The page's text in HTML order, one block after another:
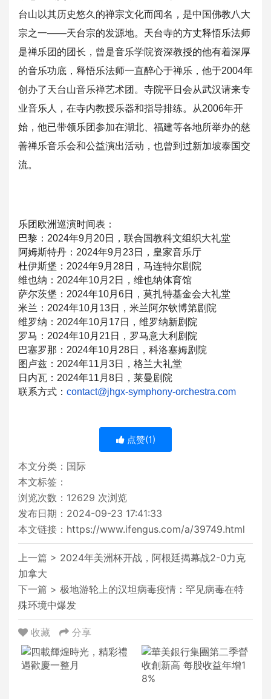
台山以其历史悠久的禅宗文化而闻名，是中国佛教八大
宗之一——天台宗的发源地。天台寺的方丈释悟乐法师
是禅乐团的团长，曾是音乐学院资深教授的他有着深厚
的音乐功底，释悟乐法师一直醉心于禅乐，他于2004年
创办了天台山音乐禅艺术团。寺院平日会从武汉请来专
业音乐人
，在寺内教授乐器和指导排练。从2006年开
始， 他已带领乐团参加在湖北、福建等各地所举办的慈
善禅乐音乐会和公益演出活动，也曾到过新加坡泰国交
流。
乐团欧洲巡演时间表：
巴黎：2024年9月20日，联合国教科文组织大礼堂
阿姆斯特丹：2024年9月23日，皇家音乐厅
杜伊斯堡：2024年9月28日，马连特尔剧院
维也纳：2024年10月2日，维也纳体育馆
萨尔茨堡：2024年10月6日，莫扎特基金会大礼堂
米兰：2024年10月13日，米兰阿尔钦博第剧院
维罗纳：2024年10月17日，维罗纳新剧院
罗马：2024年10月21日，罗马意大利剧院
巴塞罗那：2024年10月28日，科洛塞姆剧院
图卢兹：2024年11月3日，格兰大礼堂
日内瓦：2024年11月8日，莱曼剧院
联系方式： contact@jhgx-symphony-orchestra.com
点赞(1)
本文分类： 国际
本文标签：
浏览次数： 12629 次浏览
发布日期：2024-09-23 17:41:33
本文链接： https://www.ifengus.com/a/39749.html
上一篇 > 2024年美洲杯开战，阿根廷揭幕战2-0力克
加拿大
下一篇 > 极地游轮上的汉坦病毒疫情：罕见病毒在特
殊环境中爆发
收藏 分享